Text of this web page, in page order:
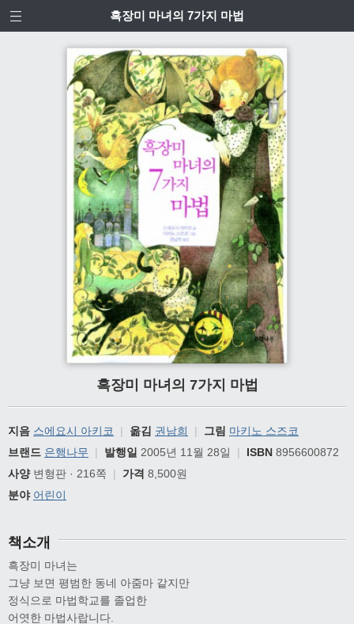
흑장미 마녀의 7가지 마법
흑장미 마녀의 7가지 마법
지음 스에요시 아키코 | 옮김 권남희 | 그림 마키노 스즈코
브랜드 은행나무 | 발행일 2005년 11월 28일 | ISBN 8956600872
사양변형판 · 216쪽 | 가격 8,500원
분야 어린이
책소개
흑장미 마녀는
그냥 보면 평범한 동네 아줌마 같지만
정식으로 마법학교를 졸업한
어엿한 마법사랍니다.